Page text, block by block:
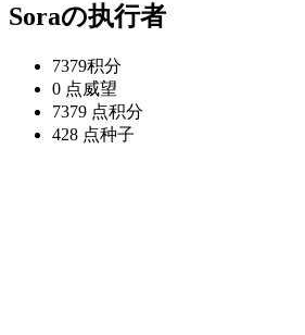
Soraの执行者
7379积分
0 点威望
7379 点积分
428 点种子